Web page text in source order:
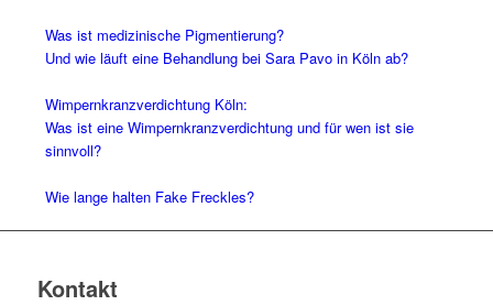
Was ist medizinische Pigmentierung?
Und wie läuft eine Behandlung bei Sara Pavo in Köln ab?
Wimpernkranz­verdichtung Köln:
Was ist eine Wimpernkranz­verdichtung und für wen ist sie
sinnvoll?
Wie lange halten Fake Freckles?
Kontakt